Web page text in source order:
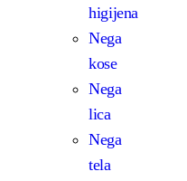
higijena
Nega
kose
Nega
lica
Nega
tela